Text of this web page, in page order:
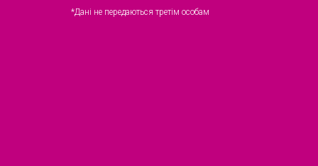
*Дані не передаються третім особам